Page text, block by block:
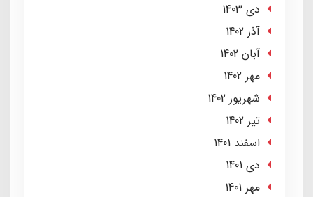
دی 1403
آذر 1402
آبان 1402
مهر 1402
شهریور 1402
تير 1402
اسفند 1401
دی 1401
مهر 1401